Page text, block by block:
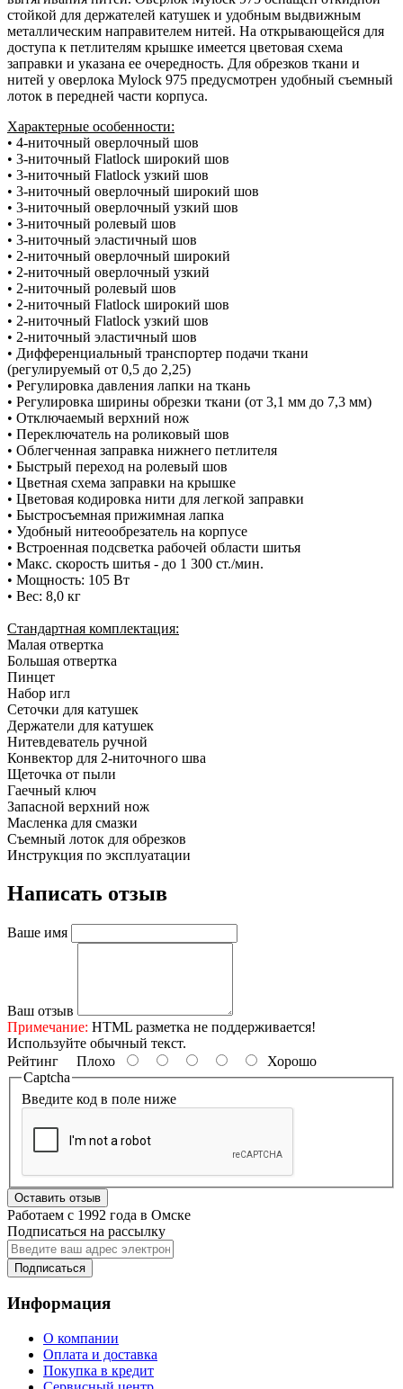
стойкой для держателей катушек и удобным выдвижным
металлическим направителем нитей. На открывающейся для
доступа к петлителям крышке имеется цветовая схема
заправки и указана ее очередность. Для обрезков ткани и
нитей у оверлока Mylock 975 предусмотрен удобный съемный
лоток в передней части корпуса.
Характерные особенности:
• 4-ниточный оверлочный шов
• 3-ниточный Flatlock широкий шов
• 3-ниточный Flatlock узкий шов
• 3-ниточный оверлочный широкий шов
• 3-ниточный оверлочный узкий шов
• 3-ниточный ролевый шов
• 3-ниточный эластичный шов
• 2-ниточный оверлочный широкий
• 2-ниточный оверлочный узкий
• 2-ниточный ролевый шов
• 2-ниточный Flatlock широкий шов
• 2-ниточный Flatlock узкий шов
• 2-ниточный эластичный шов
• Дифференциальный транспортер подачи ткани
(регулируемый от 0,5 до 2,25)
• Регулировка давления лапки на ткань
• Регулировка ширины обрезки ткани (от 3,1 мм до 7,3 мм)
• Отключаемый верхний нож
• Переключатель на роликовый шов
• Облегченная заправка нижнего петлителя
• Быстрый переход на ролевый шов
• Цветная схема заправки на крышке
• Цветовая кодировка нити для легкой заправки
• Быстросъемная прижимная лапка
• Удобный нитеообрезатель на корпусе
• Встроенная подсветка рабочей области шитья
• Макс. скорость шитья - до 1 300 ст./мин.
• Мощность: 105 Вт
• Вес: 8,0 кг
Стандартная комплектация:
Малая отвертка
Большая отвертка
Пинцет
Набор игл
Сеточки для катушек
Держатели для катушек
Нитевдеватель ручной
Конвектор для 2-ниточного шва
Щеточка от пыли
Гаечный ключ
Запасной верхний нож
Масленка для смазки
Съемный лоток для обрезков
Инструкция по эксплуатации
Написать отзыв
Ваше имя
Ваш отзыв
Примечание: HTML разметка не поддерживается!
Используйте обычный текст.
Рейтинг Плохо
Хорошо
Captcha
Введите код в поле ниже
Оставить отзыв
Работаем с 1992 года в Омске
Подписаться на рассылку
Подписаться
Информация
О компании
Оплата и доставка
Покупка в кредит